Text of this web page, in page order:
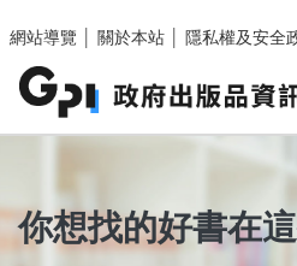
網站導覽
關於本站 隱私權及安全
你想找的好書在這